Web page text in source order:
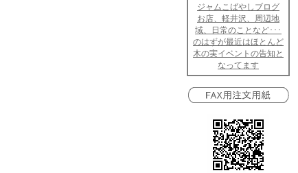
ジャムこばやしブログ
お店、軽井沢、周辺地
域、日常のことなど･･･
のはずが最近はほとんど
木の実イベントの告知と
なってます